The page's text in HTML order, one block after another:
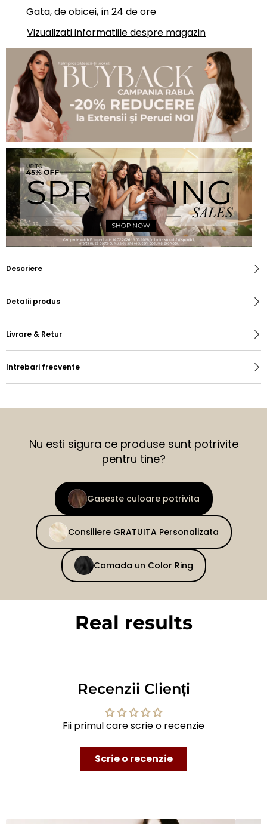
Gata, de obicei, în 24 de ore
Vizualizati informatiile despre magazin
Descriere
Detalii produs
Livrare & Retur
Intrebari frecvente
Nu esti sigura ce produse sunt potrivite
pentru tine?
Gaseste culoare potrivita
Consiliere GRATUITA Personalizata
Comada un Color Ring
Real results
Recenzii Clienți
Fii primul care scrie o recenzie
Scrie o recenzie